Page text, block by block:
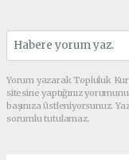
Yorum yazarak Topluluk
sitesine yaptığınız
başınıza üstleniyorsunuz.
sorumlu tutulamaz.